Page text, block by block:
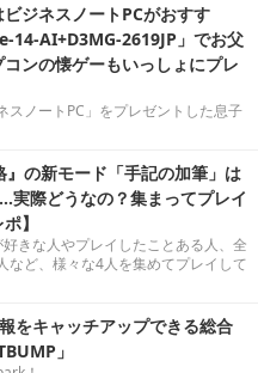
ジネスノートPCがおすす
14-AI+D3MG-2619JP」でお父
ンの懐ゲーもいっしょにプレ
スノートPC」をプレゼントした息子
の新モード「手記の加筆」は
際どうなの？集まってプレイ
】
好きな人やプレイしたことある人、全
など、様々な4人を集めてプレイして
をキャッチアップできる総合
」